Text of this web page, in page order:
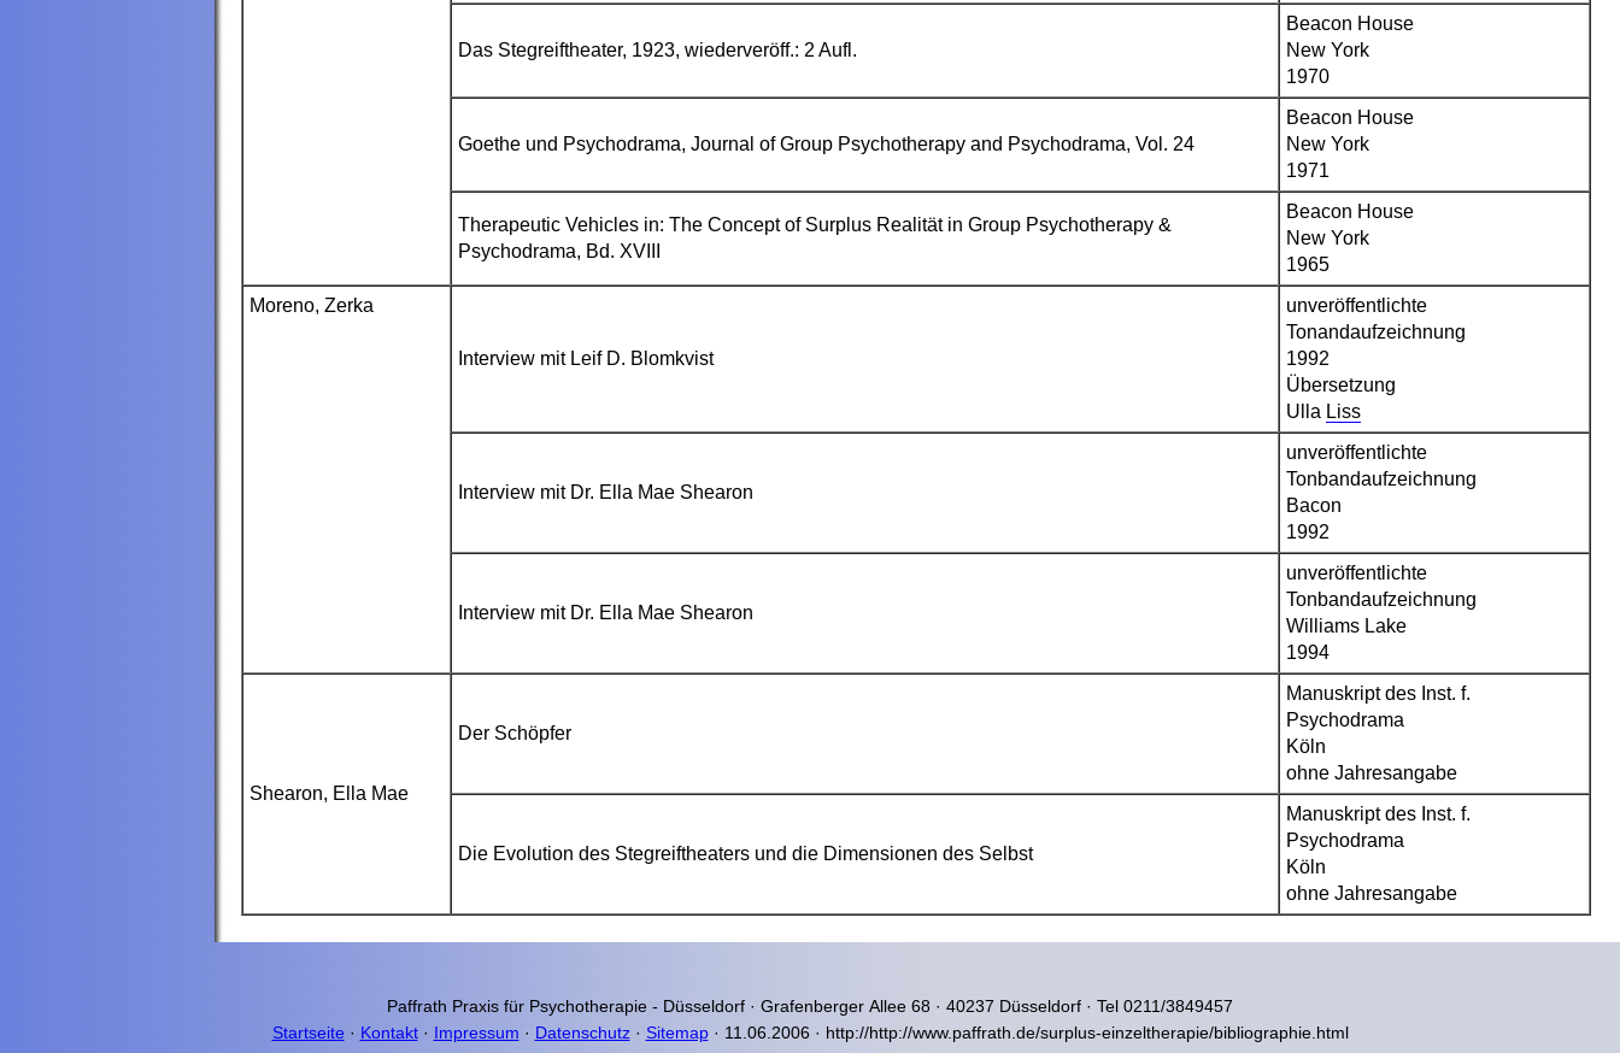
Das Stegreiftheater, 1923, wiederveröff.: 2 Aufl.
Beacon House
New York
1970
Goethe und Psychodrama, Journal of Group Psychotherapy and Psychodrama, Vol. 24
Beacon House
New York
1971
Therapeutic Vehicles in: The Concept of Surplus Realität in Group Psychotherapy &
Psychodrama, Bd. XVIII
Beacon House
New York
1965
Moreno, Zerka
Interview mit Leif D. Blomkvist
unveröffentlichte
Tonandaufzeichnung
1992
Übersetzung
Ulla Liss
Interview mit Dr. Ella Mae Shearon
unveröffentlichte
Tonbandaufzeichnung
Bacon
1992
Interview mit Dr. Ella Mae Shearon
unveröffentlichte
Tonbandaufzeichnung
Williams Lake
1994
Shearon, Ella Mae
Der Schöpfer
Manuskript des Inst. f.
Psychodrama
Köln
ohne Jahresangabe
Die Evolution des Stegreiftheaters und die Dimensionen des Selbst
Manuskript des Inst. f.
Psychodrama
Köln
ohne Jahresangabe
Paffrath Praxis für Psychotherapie - Düsseldorf · Grafenberger Allee 68 · 40237 Düsseldorf · Tel 0211/3849457
Startseite · Kontakt· Impressum · Datenschutz· Sitemap· 11.06.2006 · http://http://www.paffrath.de/surplus-einzeltherapie/bibliographie.html